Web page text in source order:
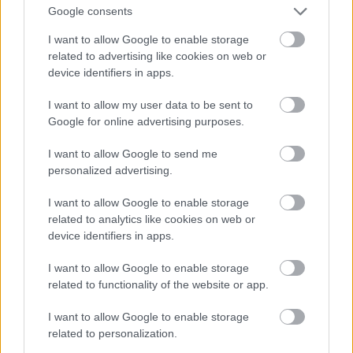
Google consents
I want to allow Google to enable storage
related to advertising like cookies on web or
device identifiers in apps.
I want to allow my user data to be sent to
Google for online advertising purposes.
I want to allow Google to send me
personalized advertising.
I want to allow Google to enable storage
related to analytics like cookies on web or
device identifiers in apps.
I want to allow Google to enable storage
related to functionality of the website or app.
I want to allow Google to enable storage
related to personalization.
Αν μείνουμε μόνο στο βάρος, αγνοούμε τη φύση της
άσθενειας η οποία είναι πολυπαραγοντική.Το βάρος
είναι κρίσιμος δείκτης σωματικής ασφάλειας, αλλά δεν
διατροφικές διαταραχές, η τροφή, το σώμα και η
αύξηση βάρους μπορεί να ενεργοποιούν έντονα
συστήματα απειλής στον εγκέφαλο, να αυξάνουν το
άγχος, να διαταράσσουν την αντίληψη των σωματικών
επαναλαμβανόμενες συμπεριφορές ελέγχου.
Για πολλούς ασθενείς, η διατροφική διαταραχή δεν
Συχνά λειτουργεί ως ένας δυσλειτουργικός τρόπος
ρύθμισης συναισθημάτων που βιώνονται ως
αβάσταχτα. Ο περιορισμός, ο έλεγχος της τροφής ή οι
διατροφικές τελετουργίες μπορεί προσωρινά να